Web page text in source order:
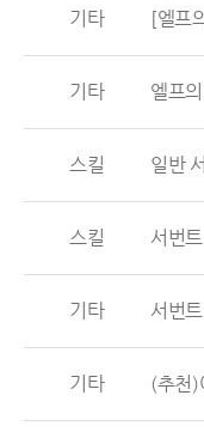
기타 [엘프
기타 엘프
스킬 일반
스킬 서번
기타 서번
기타 (추천)